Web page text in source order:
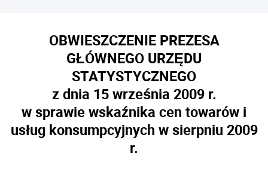
OBWIESZCZENIE PREZESA
GŁÓWNEGO URZĘDU
STATYSTYCZNEGO
z dnia 15 września 2009 r.
w sprawie wskaźnika cen towarów i
usług konsumpcyjnych w sierpniu 2009
r.